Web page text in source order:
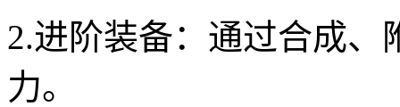
2.进阶装备：通过合成
力。